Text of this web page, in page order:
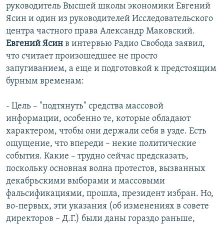
руководитель Высшей школы экономики Евгений
Ясин и один из руководителей Исследовательского
центра частного права Александр Маковский.
Евгений Ясин в интервью Радио Свобода заявил,
что считает произошедшее не просто
запугиванием, а еще и подготовкой к предстоящим
бурным временам:
- Цель – "подтянуть" средства массовой
информации, особенно те, которые обладают
характером, чтобы они держали себя в узде. Есть
ощущение, что впереди – некие политические
события. Какие – трудно сейчас предсказать,
поскольку основная волна протестов, вызванных
декабрьскими выборами и массовыми
фальсификациями, прошла, президент избран. Но,
во-первых, эти указания (об изменениях в совете
директоров – Д.Г.) были даны гораздо раньше,